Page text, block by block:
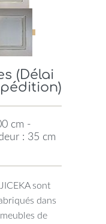
(Délai
cm -
: 35 cm
sont
dans
de